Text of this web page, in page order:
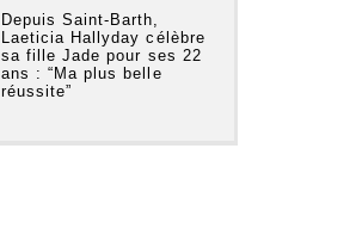
Depuis Saint-Barth,
Laeticia Hallyday célèbre
sa fille Jade pour ses 22
ans : “Ma plus belle
réussite”